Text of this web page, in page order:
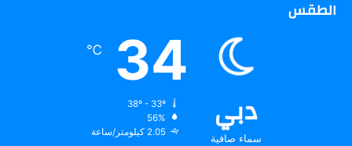
الطقس
دبي
سماء صافية
34
℃
56%
2.05 كيلومتر/ساعة